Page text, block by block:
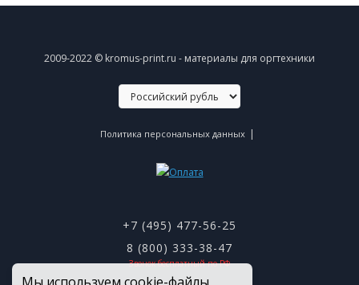
2009-2022 © kromus-print.ru - материалы для оргтехники
Политика персональных данных |
+7 (495) 477-56-25
8 (800) 333-38-47
Звонок бесплатный по РФ